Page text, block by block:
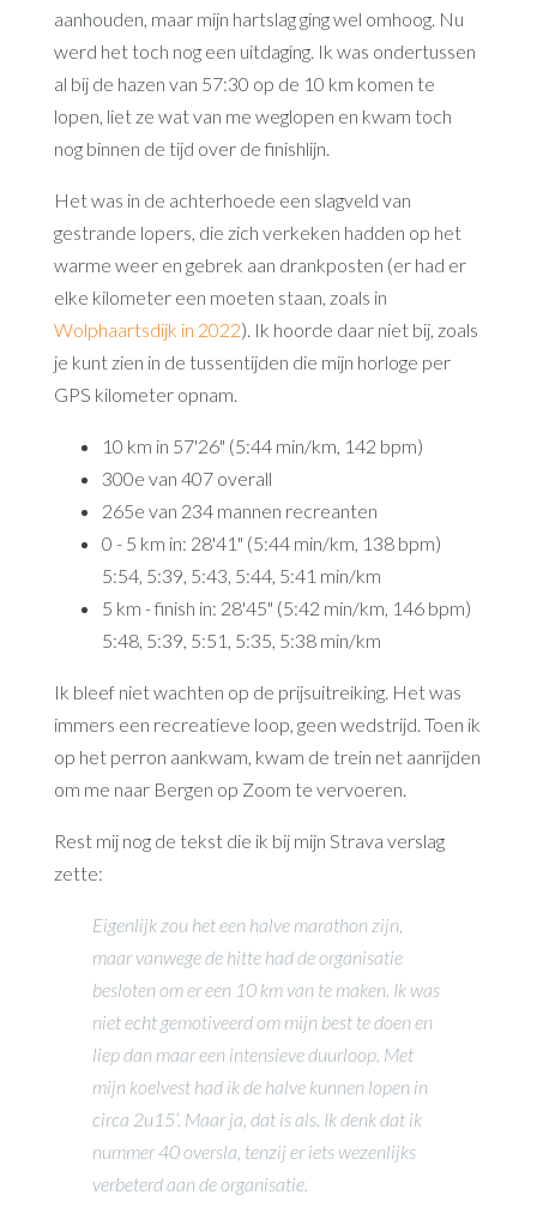
aanhouden, maar mijn hartslag ging wel omhoog. Nu
werd het toch nog een uitdaging. Ik was ondertussen
al bij de hazen van 57:30 op de 10 km komen te
lopen, liet ze wat van me weglopen en kwam toch
nog binnen de tijd over de finishlijn.
Het was in de achterhoede een slagveld van
gestrande lopers, die zich verkeken hadden op het
warme weer en gebrek aan drankposten (er had er
elke kilometer een moeten staan, zoals in
Wolphaartsdijk in 2022). Ik hoorde daar niet bij, zoals
je kunt zien in de tussentijden die mijn horloge per
GPS kilometer opnam.
10 km in 57'26" (5:44 min/km, 142 bpm)
300e van 407 overall
265e van 234 mannen recreanten
0 - 5 km in: 28'41" (5:44 min/km, 138 bpm)
5:54, 5:39, 5:43, 5:44, 5:41 min/km
5 km - finish in: 28'45" (5:42 min/km, 146 bpm)
5:48, 5:39, 5:51, 5:35, 5:38 min/km
Ik bleef niet wachten op de prijsuitreiking. Het was
immers een recreatieve loop, geen wedstrijd. Toen ik
op het perron aankwam, kwam de trein net aanrijden
om me naar Bergen op Zoom te vervoeren.
Rest mij nog de tekst die ik bij mijn Strava verslag
zette:
Eigenlijk zou het een halve marathon zijn,
maar vanwege de hitte had de organisatie
besloten om er een 10 km van te maken. Ik was
niet echt gemotiveerd om mijn best te doen en
liep dan maar een intensieve duurloop. Met
mijn koelvest had ik de halve kunnen lopen in
circa 2u15’. Maar ja, dat is als. Ik denk dat ik
nummer 40 oversla, tenzij er iets wezenlijks
verbeterd aan de organisatie.